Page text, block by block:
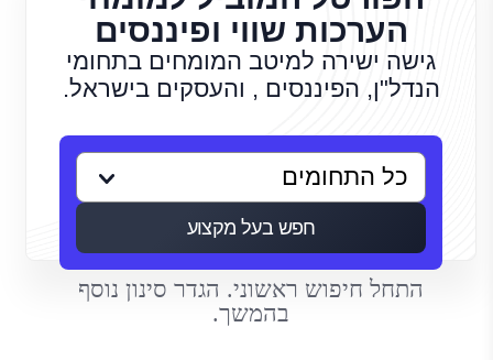
הערכות שווי ופיננסים
גישה ישירה למיטב המומחים בתחומי
הנדל"ן, הפיננסים , והעסקים בישראל.
חפש בעל מקצוע
התחל חיפוש ראשוני. הגדר סינון נוסף
בהמשך.